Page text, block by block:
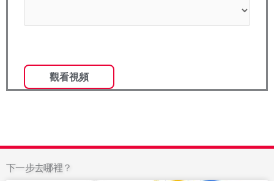
下一步去哪裡？